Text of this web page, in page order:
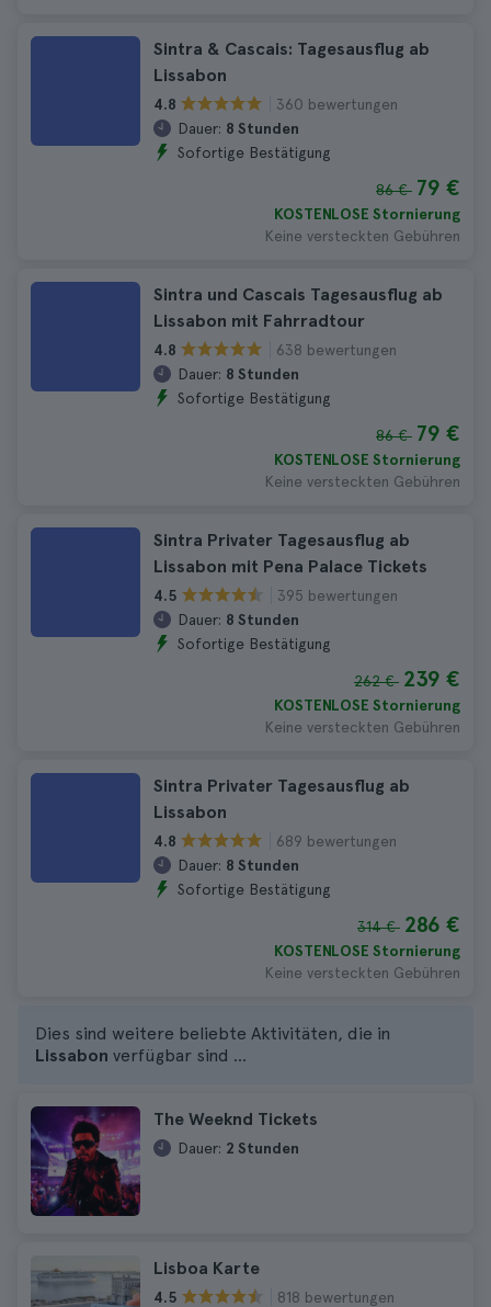
Sintra & Cascais: Tagesausflug ab
Lissabon
4.8
360 bewertungen
Dauer: 8 Stunden
Sofortige Bestätigung
86 € 79 €
KOSTENLOSE Stornierung
Keine versteckten Gebühren
Sintra und Cascais Tagesausflug ab
Lissabon mit Fahrradtour
4.8
638 bewertungen
Dauer: 8 Stunden
Sofortige Bestätigung
86 € 79 €
KOSTENLOSE Stornierung
Keine versteckten Gebühren
Sintra Privater Tagesausflug ab
Lissabon mit Pena Palace Tickets
4.5
395 bewertungen
Dauer: 8 Stunden
Sofortige Bestätigung
262 € 239 €
KOSTENLOSE Stornierung
Keine versteckten Gebühren
Sintra Privater Tagesausflug ab
Lissabon
4.8
689 bewertungen
Dauer: 8 Stunden
Sofortige Bestätigung
314 € 286 €
KOSTENLOSE Stornierung
Keine versteckten Gebühren
Dies sind weitere beliebte Aktivitäten, die in
Lissabon verfügbar sind ...
The Weeknd Tickets
Dauer: 2 Stunden
Lisboa Karte
4.5
818 bewertungen